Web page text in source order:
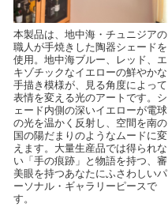
本製品は、地中海・チュニジアの
職人が手焼きした陶器シェードを
使用。地中海ブルー、レッド、エ
キゾチックなイエローの鮮やかな
手描き模様が、見る角度によって
表情を変える光のアートです。シ
ェード内側の深いイエローが電球
の光を温かく反射し、空間を南の
国の陽だまりのようなムードに変
えます。大量生産品では得られな
い「手の痕跡」と物語を持つ、審
美眼を持つあなたにふさわしいパ
ーソナル・ギャラリーピースで
す。